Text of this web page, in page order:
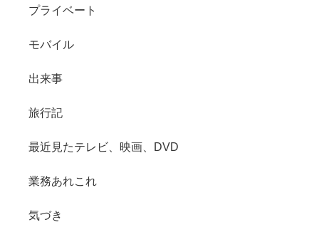
プライベート
モバイル
出来事
旅行記
最近見たテレビ、映画、DVD
業務あれこれ
気づき